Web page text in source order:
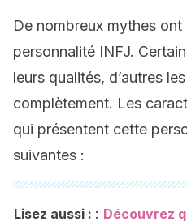
De nombreux mythes
personnalité INFJ.
leurs qualités, d’autres
complètement. Les
qui présentent cette
suivantes :
Lisez aussi : : Découvrez